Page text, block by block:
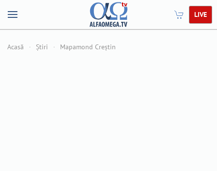
LIVE
Acasă Știri Mapamond Creștin